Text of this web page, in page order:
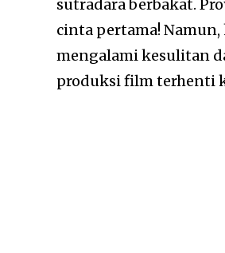
sutradara berbakat.
cinta pertama!
mengalami kesulitan
produksi film terhenti